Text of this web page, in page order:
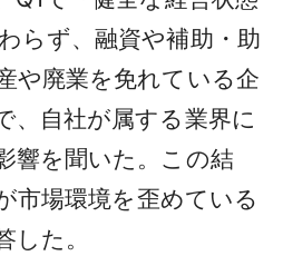
らず、融資や補助・助
や廃業を免れている企
、自社が属する業界に
響を聞いた。この結
市場環境を歪めている
した。